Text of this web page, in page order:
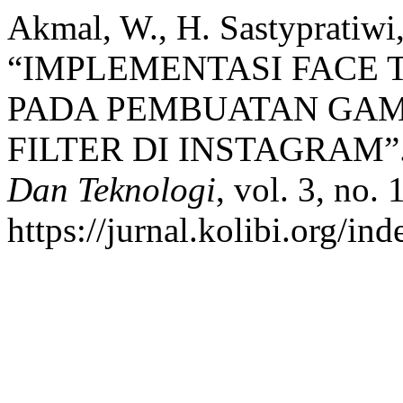
Akmal, W., H.
“IMPLEMENTASI FACE
PADA PEMBUATAN
FILTER DI
Dan Teknologi, vol. 3, no.
https://jurnal.kolibi.org/